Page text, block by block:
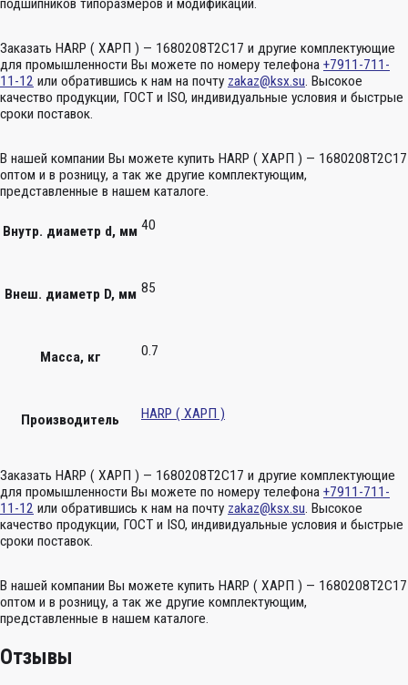
подшипников типоразмеров и модификаций.
Заказать HARP ( ХАРП ) — 1680208Т2С17 и другие комплектующие
для промышленности Вы можете по номеру телефона +7911-711-
11-12 или обратившись к нам на почту zakaz@ksx.su. Высокое
качество продукции, ГОСТ и ISO, индивидуальные условия и быстрые
сроки поставок.
В нашей компании Вы можете купить HARP ( ХАРП ) — 1680208Т2С17
оптом и в розницу, а так же другие комплектующим,
представленные в нашем каталоге.
Внутр. диаметр d, мм 40
Внеш. диаметр D, мм 85
Масса, кг 0.7
Производитель HARP ( ХАРП )
Заказать HARP ( ХАРП ) — 1680208Т2С17 и другие комплектующие
для промышленности Вы можете по номеру телефона +7911-711-
11-12 или обратившись к нам на почту zakaz@ksx.su. Высокое
качество продукции, ГОСТ и ISO, индивидуальные условия и быстрые
сроки поставок.
В нашей компании Вы можете купить HARP ( ХАРП ) — 1680208Т2С17
оптом и в розницу, а так же другие комплектующим,
представленные в нашем каталоге.
Отзывы